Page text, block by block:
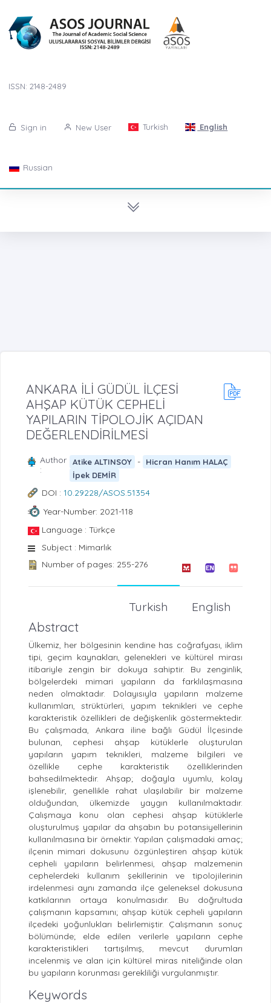
ISSN: 2148-2489
Sign in New User Turkish English
Russian
ANKARA İLİ GÜDÜL İLÇESİ
AHŞAP KÜTÜK CEPHELİ
YAPILARIN TİPOLOJİK AÇIDAN
DEĞERLENDİRİLMESİ
Author
:
Atike ALTINSOY -
Hicran Hanım HALAÇ
İpek DEMİR
DOI : 10.29228/ASOS.51354
Year-Number: 2021-118
Language : Türkçe
Subject : Mimarlık
Number of pages: 255-276
English
Turkish
Abstract
Ülkemiz, her bölgesinin kendine has coğrafyası, iklim
tipi, geçim kaynakları, gelenekleri ve kültürel mirası
itibariyle zengin bir dokuya sahiptir. Bu zenginlik,
bölgelerdeki mimari yapıların da farklılaşmasına
neden olmaktadır. Dolayısıyla yapıların malzeme
kullanımları, strüktürleri, yapım teknikleri ve cephe
karakteristik özellikleri de değişkenlik göstermektedir.
Bu çalışmada, Ankara iline bağlı Güdül İlçesinde
bulunan, cephesi ahşap kütüklerle oluşturulan
yapıların yapım teknikleri, malzeme bilgileri ve
özellikle cephe karakteristik özelliklerinden
bahsedilmektedir. Ahşap; doğayla uyumlu, kolay
işlenebilir, genellikle rahat ulaşılabilir bir malzeme
olduğundan, ülkemizde yaygın kullanılmaktadır.
Çalışmaya konu olan cephesi ahşap kütüklerle
oluşturulmuş yapılar da ahşabın bu potansiyellerinin
kullanılmasına bir örnektir. Yapılan çalışmadaki amaç;
ilçenin mimari dokusunu özgünleştiren ahşap kütük
cepheli yapıların belirlenmesi, ahşap malzemenin
cephelerdeki kullanım şekillerinin ve tipolojilerinin
irdelenmesi aynı zamanda ilçe geleneksel dokusuna
katkılarının ortaya konulmasıdır. Bu doğrultuda
çalışmanın kapsamını; ahşap kütük cepheli yapıların
ilçedeki yoğunlukları belirlemiştir. Çalışmanın sonuç
bölümünde; elde edilen verilerle yapıların cephe
karakteristikleri tartışılmış, mevcut durumları
incelenmiş ve alan için kültürel miras niteliğinde olan
bu yapıların korunması gerekliliği vurgulanmıştır.
Keywords